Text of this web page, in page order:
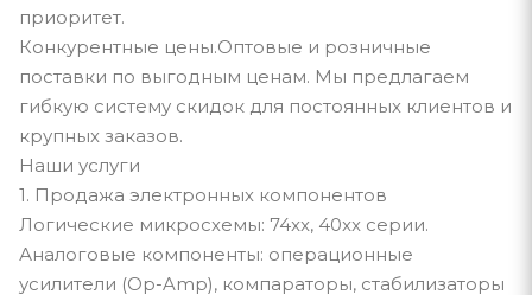
приоритет.
Конкурентные цены.Оптовые и розничные
поставки по выгодным ценам. Мы предлагаем
гибкую систему скидок для постоянных клиентов и
крупных заказов.
Наши услуги
1. Продажа электронных компонентов
Логические микросхемы: 74xx, 40xx серии.
Аналоговые компоненты: операционные
усилители (Op-Amp), компараторы, стабилизаторы